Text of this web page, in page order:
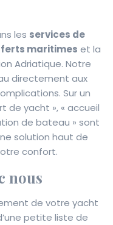
les services de
maritimes et la
Adriatique. Notre
directement aux
Sur un
de yacht », « accueil
de bateau » sont
solution haut de
confort.
nous
de votre yacht
petite liste de